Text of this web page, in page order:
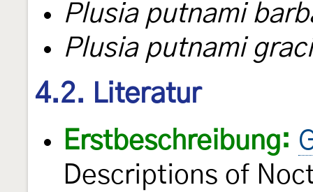
Plusia putnami
Plusia putnami
4.2. Literatur
Erstbeschreibung:
Descriptions of